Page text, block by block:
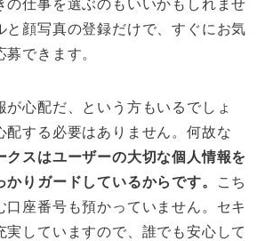
の仕事を選ぶのもいいかもしれませ
と顔写真の登録だけで、すぐにお気
できます。
が心配だ、という方もいるでしょ
配する必要はありません。何故な
クスはユーザーの大切な個人情報を
かりガードしているからです。
こち
口座番号も預かっていません。セキ
実していますので、誰でも安心して